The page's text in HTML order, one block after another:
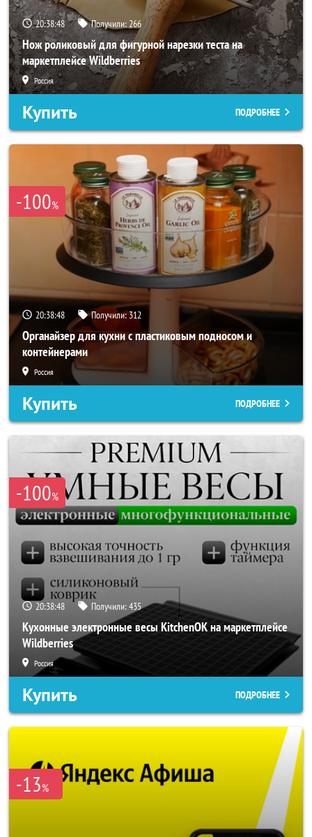
20:38:46 Получили:266
Нож роликовый для фигурной нарезки теста на
маркетплейсе Wildberries
Россия
Купить ПОДРОБНЕЕ
-100%
20:38:46 Получили:312
Органайзер для кухни с пластиковым подносом и
контейнерами
Россия
Купить ПОДРОБНЕЕ
-100%
20:38:46 Получили:435
Кухонные электронные весы KitchenOK на маркетплейсе
Wildberries
Россия
Купить ПОДРОБНЕЕ
-13%